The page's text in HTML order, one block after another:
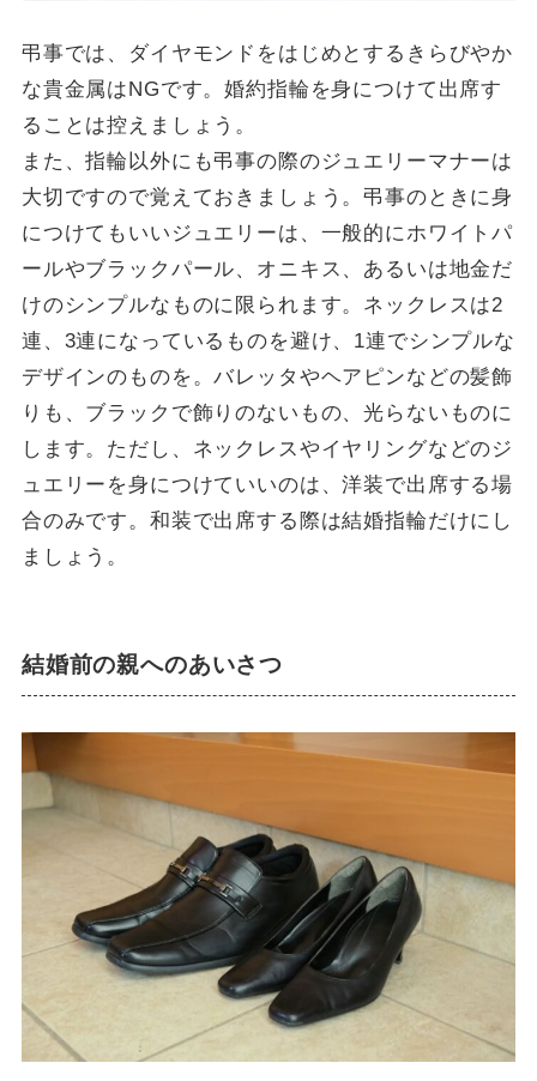
弔事では、ダイヤモンドをはじめとするきらびやか
な貴金属はNGです。婚約指輪を身につけて出席す
ることは控えましょう。
また、指輪以外にも弔事の際のジュエリーマナーは
大切ですので覚えておきましょう。弔事のときに身
につけてもいいジュエリーは、一般的にホワイトパ
ールやブラックパール、オニキス、あるいは地金だ
けのシンプルなものに限られます。ネックレスは2
連、3連になっているものを避け、1連でシンプルな
デザインのものを。バレッタやヘアピンなどの髪飾
りも、ブラックで飾りのないもの、光らないものに
します。ただし、ネックレスやイヤリングなどのジ
ュエリーを身につけていいのは、洋装で出席する場
合のみです。和装で出席する際は結婚指輪だけにし
ましょう。
結婚前の親へのあいさつ